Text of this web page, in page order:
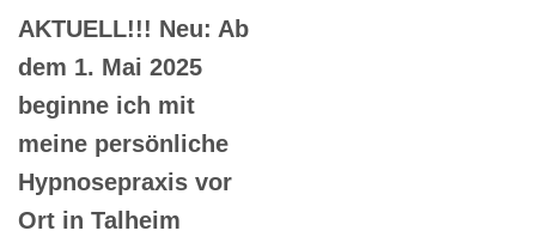
AKTUELL!!! Neu: Ab
dem 1. Mai 2025
beginne ich mit
meine persönliche
Hypnosepraxis vor
Ort in Talheim